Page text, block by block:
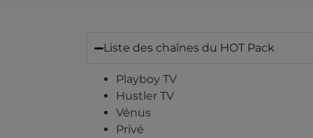
Liste des chaînes du HOT Pack
Playboy TV
Hustler TV
Vénus
Privé